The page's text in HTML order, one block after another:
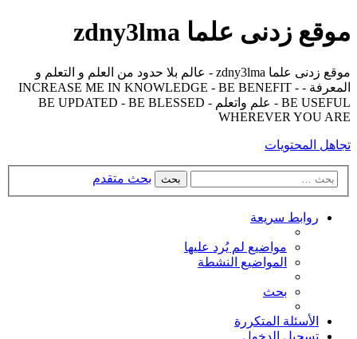
موقع زدنى علما zdny3lma
موقع زدنى علما zdny3lma - عالم بلا حدود من العلم و التعلم و
المعرفة - INCREASE ME IN KNOWLEDGE - BE BENEFIT -
BE USEFUL - علم واتعلم - BE UPDATED - BE BLESSED
WHEREVER YOU ARE
تجاهل المحتويات
بحث بحث متقدم
روابط سريعة
مواضيع لم يُرد عليها
المواضيع النشطة
بحث
الأسئلة المتكررة